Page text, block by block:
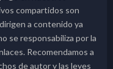
compartidos son
a contenido ya
se responsabiliza por la
Recomendamos a
de autor y las leyes